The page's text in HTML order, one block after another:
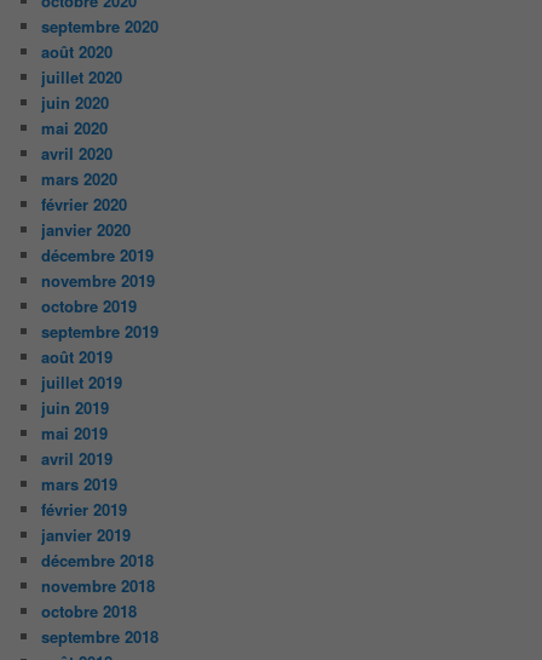
septembre 2020
août 2020
juillet 2020
juin 2020
mai 2020
avril 2020
mars 2020
février 2020
janvier 2020
décembre 2019
novembre 2019
octobre 2019
septembre 2019
août 2019
juillet 2019
juin 2019
mai 2019
avril 2019
mars 2019
février 2019
janvier 2019
décembre 2018
novembre 2018
octobre 2018
septembre 2018